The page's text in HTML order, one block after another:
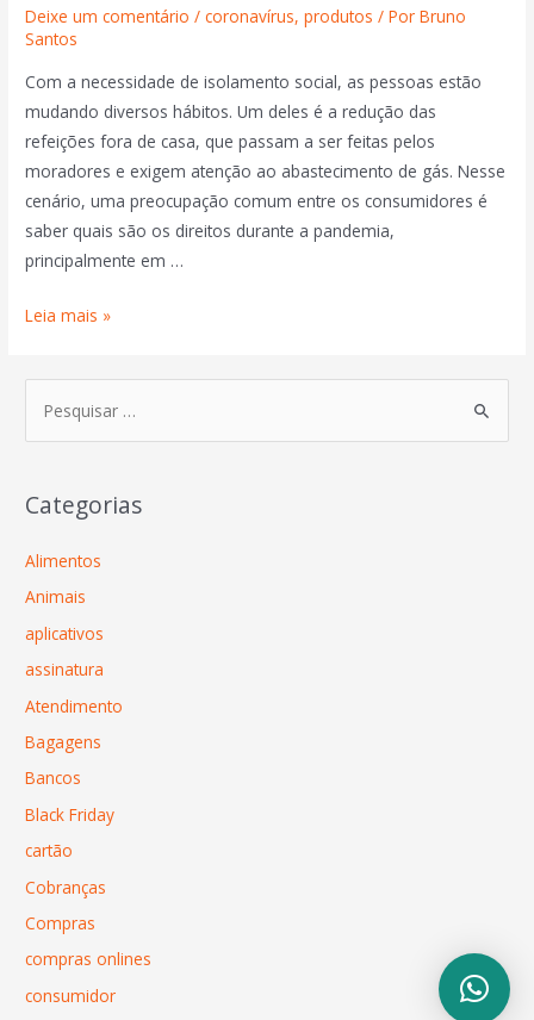
Deixe um comentário /coronavírus,produtos / PorBruno
Santos
Com a necessidade de isolamento social, as pessoas estão
mudando diversos hábitos. Um deles é a redução das
refeições fora de casa, que passam a ser feitas pelos
moradores e exigem atenção ao abastecimento de gás. Nesse
cenário, uma preocupação comum entre os consumidores é
saber quais são os direitos durante a pandemia,
principalmente em …
Leia mais »
Categorias
Alimentos
Animais
aplicativos
assinatura
Atendimento
Bagagens
Bancos
Black Friday
cartão
Cobranças
Compras
compras onlines
consumidor